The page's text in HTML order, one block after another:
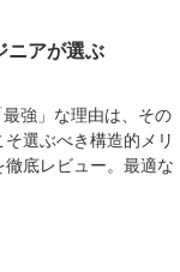
ニアが選ぶ
強」な理由は、その
選ぶべき構造的メリ
底レビュー。最適な